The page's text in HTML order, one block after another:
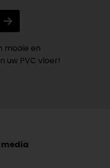
mooie en
uw PVC vloer!
media